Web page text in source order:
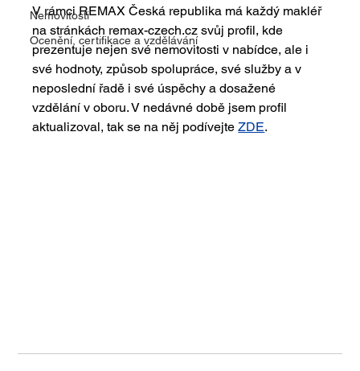
Nemovitosti
Ocenění, certifikace a vzdělávání
V rámci REMAX Česká republika má každý makléř
na stránkách remax-czech.cz svůj profil, kde
prezentuje nejen své nemovitosti v nabídce, ale i
své hodnoty, způsob spolupráce, své služby a v
neposlední řadě i své úspěchy a dosažené
vzdělání v oboru. V nedávné době jsem profil
aktualizoval, tak se na něj podívejte ZDE.